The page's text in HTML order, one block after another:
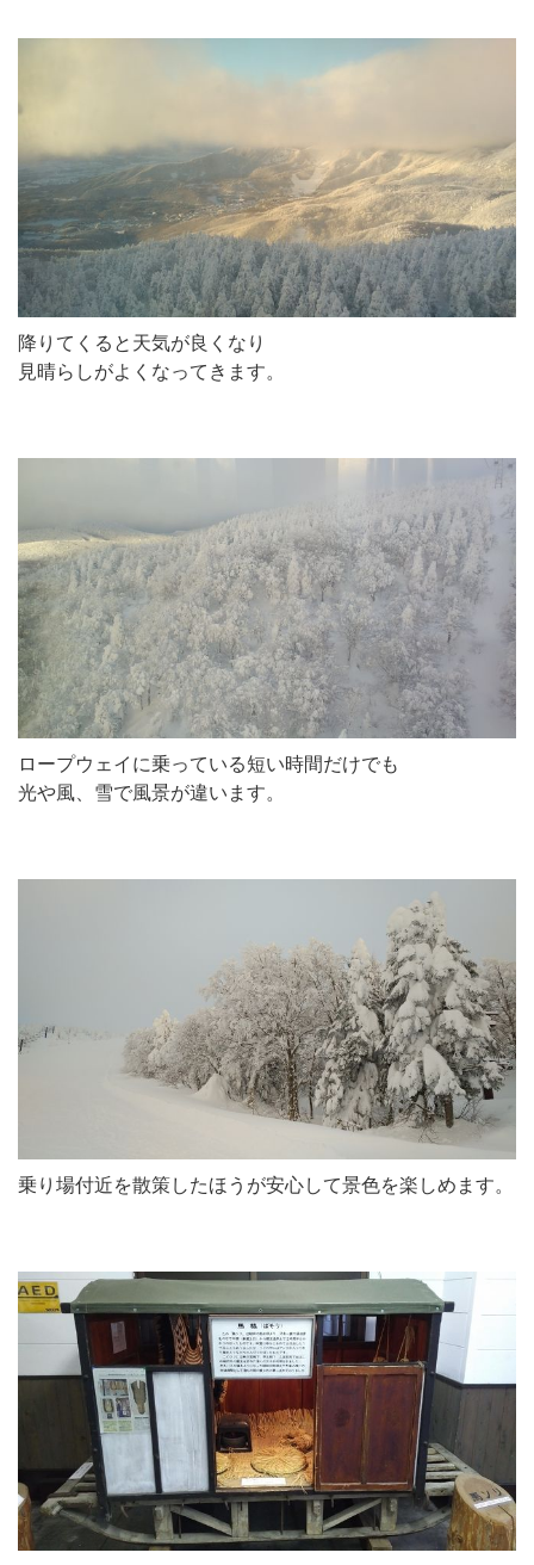
降りてくると天気が良くなり
見晴らしがよくなってきます。
ロープウェイに乗っている短い時間だけでも
光や風、雪で風景が違います。
乗り場付近を散策したほうが安心して景色を楽しめます。